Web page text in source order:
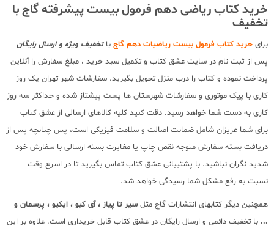
خرید کتاب ریاضی دهم فرمول بیست پیشرفته گاج با
تخفیف
برای خرید کتاب فرمول بیست ریاضیات دهم گاج باتخفیف ویژه و ارسال رایگان
پس از ثبت نام در سایت عشق کتاب و تکمیل سبد خرید ، مبلغ سفارش را آنلاین
پرداخت نموده و کتاب را درب منزل تحویل بگیرید. سفارشات شهر تهران یک روز
کاری با پیک موتوری و سفارشات شهرستان ها پست پیشتاز شده و حداکثر سه روز
کاری به دست شما خواهد رسید. دقت کنید کلیه کالاهای ارسالی از عشق کتاب
برای شما عزیزان شامل ضمانت اصالت و سلامت فیزیکی است، پس چنانچه پس از
دریافت بسته سفارش متوجه نقص چاپ یا مغایرت بسته ارسالی با سفارش خود
شدید نگران نباشید. با پشتیبانی عشق کتاب تماس بگیرید تا در اسرع وقت
نسبت به رفع مشکل شما رسیدگی خواهد شد.
همچنین دیگر کتابهای انتشارات گاج مثل سیر تا پیاز ، آی کیو ، ایکیو ، پرسمان و
... با تخفیف دائمی و ارسال رایگان در عشق کتاب قابل خریداری است. علاوه بر این